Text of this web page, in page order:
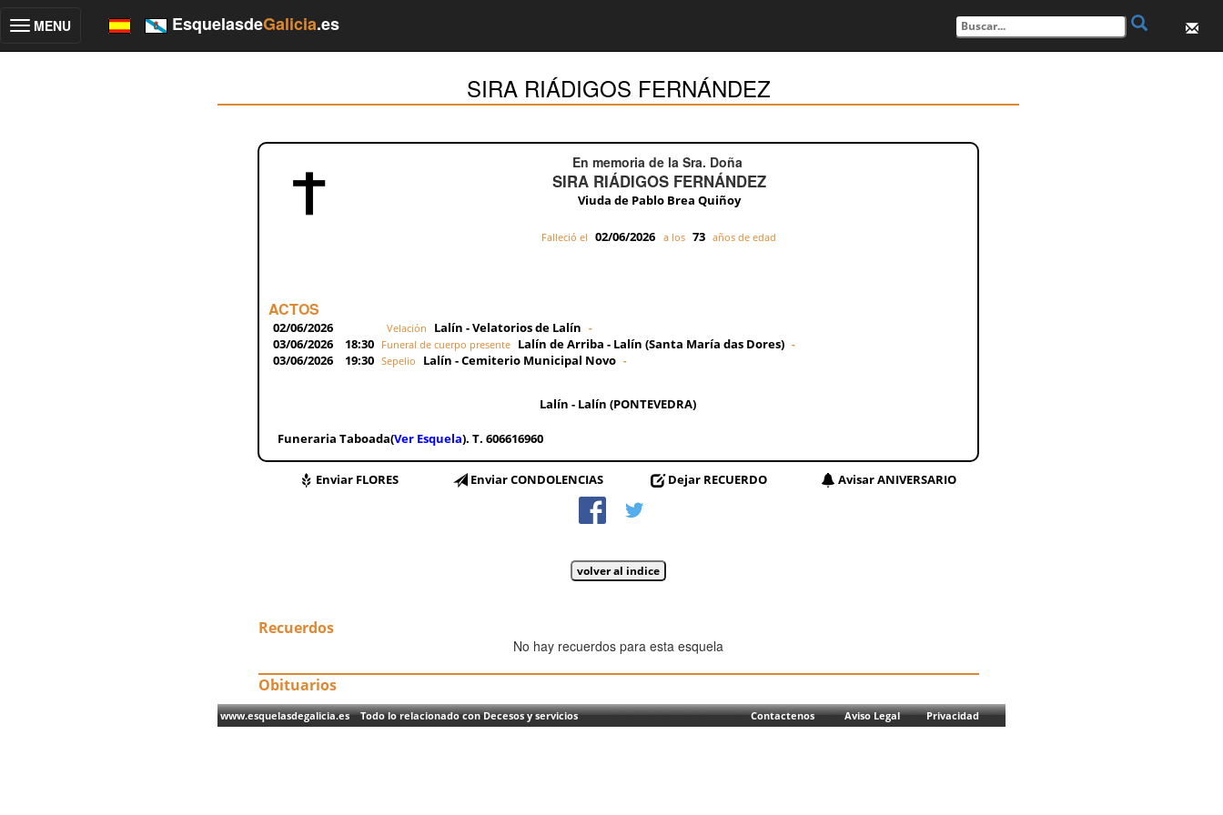
Toggle
MENU EsquelasdeGalicia.es
SIRA RIÁDIGOS FERNÁNDEZ
En memoria de la Sra. Doña
SIRA RIÁDIGOS FERNÁNDEZ
Viuda de Pablo Brea Quiñoy
Falleció el 02/06/2026 a los 73 años de edad
ACTOS
02/06/2026 Velación Lalín - Velatorios de Lalín -
03/06/2026 18:30 Funeral de cuerpo presente Lalín de Arriba - Lalín (Santa María das Dores) -
03/06/2026 19:30 Sepelio Lalín - Cemiterio Municipal Novo -
Lalín - Lalín (PONTEVEDRA)
Funeraria Taboada(Ver Esquela). T. 606616960
Enviar FLORES Enviar CONDOLENCIAS Dejar RECUERDO Avisar ANIVERSARIO
Recuerdos
No hay recuerdos para esta esquela
Obituarios
www.esquelasdegalicia.es Todo lo relacionado con Decesos y servicios Contactenos Aviso Legal Privacidad